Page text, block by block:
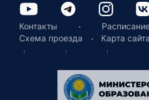
Контакты ·
Схема проезда
· Карта сайта